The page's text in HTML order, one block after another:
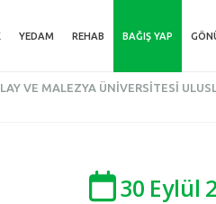
YEDAM REHAB BAĞIŞ YAP
VE MALEZYA ÜNIVERSITESI
30 Eylül